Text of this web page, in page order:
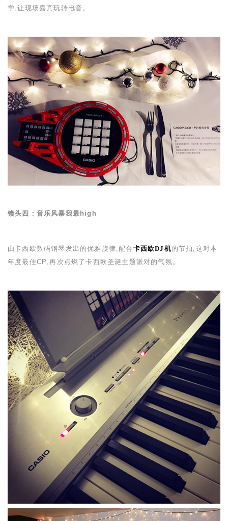
学,让现场嘉宾玩转电音。
镜头四：音乐风暴我最 high
由卡西欧数码钢琴发出的优雅旋律,配合 卡西欧DJ 机的节拍,这对本
年度最佳CP ,再次点燃了卡西欧圣诞主题派对的气氛。